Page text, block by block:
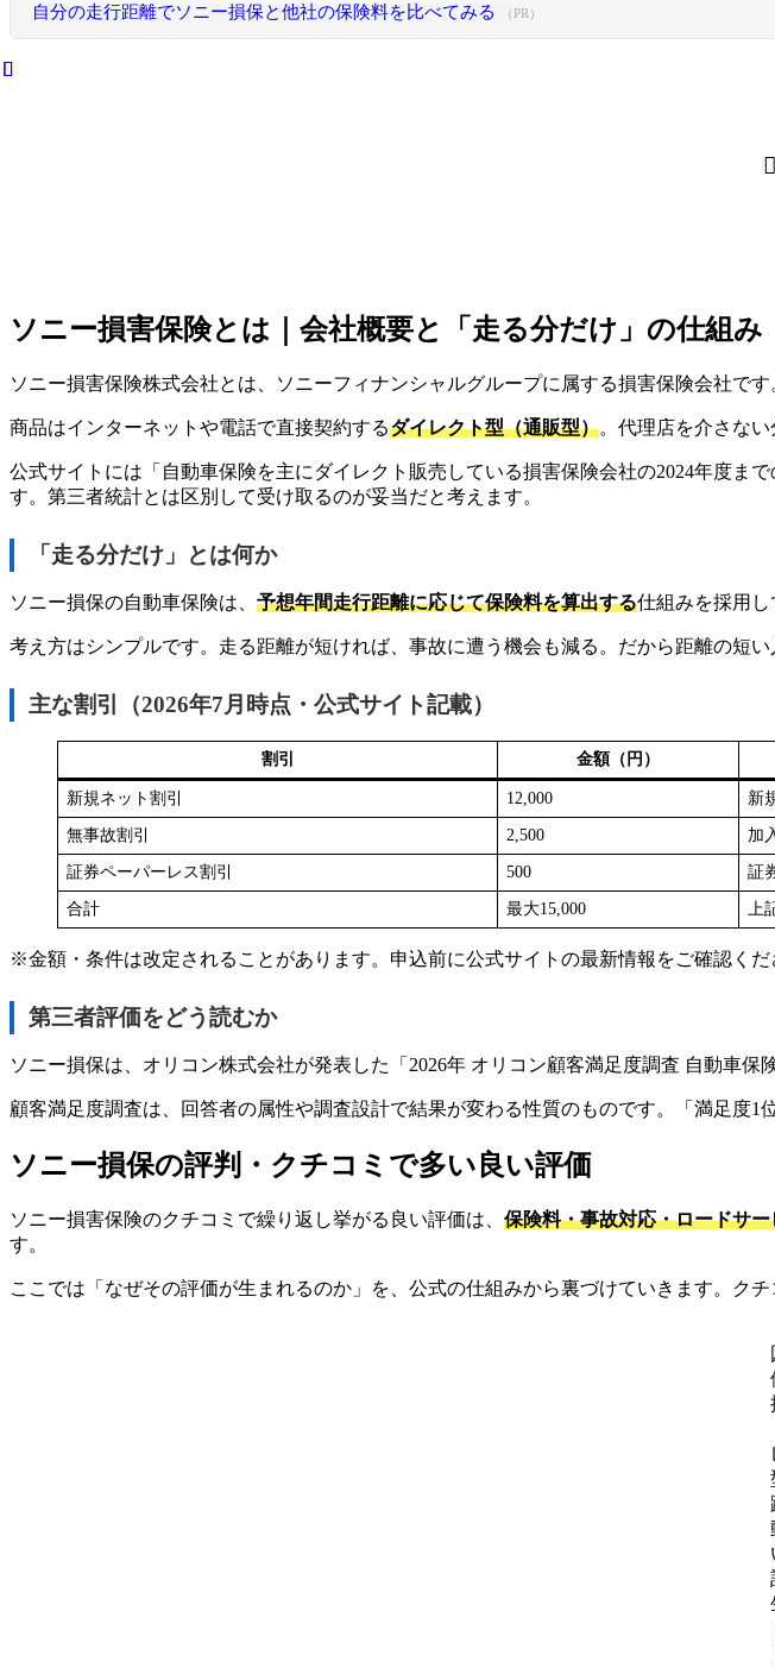
自分の走行距離でソニー損保と他社の保険料を比べてみる （PR）
ソニー損害保険とは｜会社概要と「走る分だけ」の仕組み
ソニー損害保険株式会社とは、ソニーフィナンシャルグループに属する損害保険会社で
商品はインターネットや電話で直接契約するダイレクト型（通販型）。代理店を介さな
公式サイトには「自動車保険を主にダイレクト販売している損害保険会社の2024年度ま
す。第三者統計とは区別して受け取るのが妥当だと考えます。
「走る分だけ」とは何か
ソニー損保の自動車保険は、 予想年間走行距離に応じて保険料を算出する仕組みを採用し
考え方はシンプルです。走る距離が短ければ、事故に遭う機会も減る。だから距離の短
主な割引（2026年7月時点・公式サイト記載）
割引 金額（円）
新規ネット割引 12,000 新
無事故割引 2,500 加
証券ペーパーレス割引 500 証
合計 最大15,000 上
※金額・条件は改定されることがあります。申込前に公式サイトの最新情報をご確認くだ
第三者評価をどう読むか
ソニー損保は、オリコン株式会社が発表した「2026年 オリコン顧客満足度調査 自動車保
顧客満足度調査は、回答者の属性や調査設計で結果が変わる性質のものです。「満足度
ソニー損保の評判・クチコミで多い良い評価
ソニー損害保険のクチコミで繰り返し挙がる良い評価は、 保険料・事故対応・ロードサー
す。
ここでは「なぜその評価が生まれるのか」を、公式の仕組みから裏づけていきます。ク